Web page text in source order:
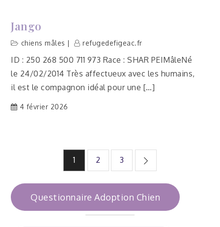
Jango
chiens mâles refugedefigeac.fr
ID : 250 268 500 711 973 Race : SHAR PEIMâleNé
le 24/02/2014 Très affectueux avec les humains,
il est le compagnon idéal pour une […]
4 février 2026
Pagination
des
publications
1 2 3
Questionnaire Adoption Chien